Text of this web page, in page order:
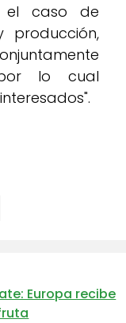
el caso de
producción,
lo cual
Europa recibe